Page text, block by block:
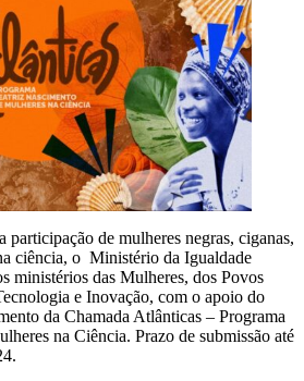
de mulheres negras, ciganas,
ciência, o Ministério da Igualdade
ministérios das Mulheres, dos Povos
e Inovação, com o apoio do
da Chamada Atlânticas – Programa
na Ciência. Prazo de submissão até